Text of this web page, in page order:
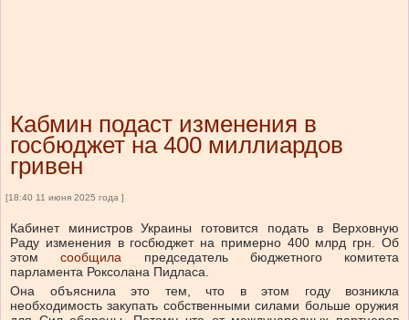
Кабмин подаст изменения в
госбюджет на 400 миллиардов
гривен
[18:40 11 июня 2025 года ]
Кабинет министров Украины готовится подать в Верховную
Раду изменения в госбюджет на примерно 400 млрд грн. Об
этом
сообщила
председатель бюджетного комитета
парламента Роксолана Пидласа.
Она объяснила это тем, что в этом году возникла
необходимость закупать собственными силами больше оружия